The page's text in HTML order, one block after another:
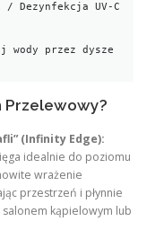
/ Dezynfekcja UV-C
Przelewowy?
(Infinity Edge):
idealnie do poziomu
wrażenie
przestrzeń i płynnie
salonem kąpielowym lub